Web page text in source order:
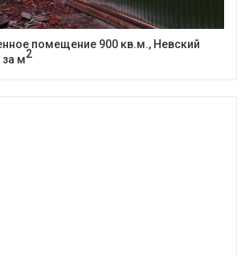
помещение 900 кв.м., Невский
за м2